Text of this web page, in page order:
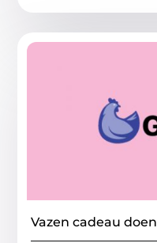
Vazen cadeau doen